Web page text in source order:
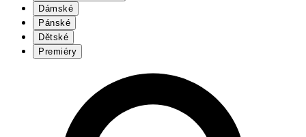
Dámské
Pánské
Dětské
Premiéry